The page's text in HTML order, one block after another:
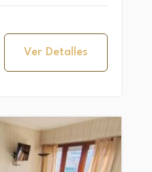
Ver Detalles